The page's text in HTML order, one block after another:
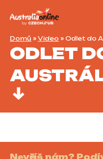
Domů » Video » Odlet do
ODLET
Nevěříš nám?